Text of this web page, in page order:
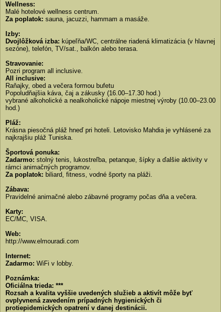
Wellness:
Malé hotelové wellness centrum.
Za poplatok: sauna, jacuzzi, hammam a masáže.
Izby:
Dvojlôžková izba: kúpeľňa/WC, centrálne riadená klimatizácia (v hlavnej
sezóne), telefón, TV/sat., balkón alebo terasa.
Stravovanie:
Pozri program all inclusive.
All inclusive:
Raňajky, obed a večera formou bufetu
Popoludňajšia káva, čaj a zákusky (16.00–17.30 hod.)
vybrané alkoholické a nealkoholické nápoje miestnej výroby (10.00–23.00
hod.)
Pláž:
Krásna piesočná pláž hneď pri hoteli. Letovisko Mahdia je vyhlásené za
najkrajšiu pláž Tuniska.
Športová ponuka:
Zadarmo: stolný tenis, lukostreľba, petanque, šípky a ďalšie aktivity v
rámci animačných programov.
Za poplatok: biliard, fitness, vodné športy na pláži.
Zábava:
Pravidelné animačné alebo zábavné programy počas dňa a večera.
Karty:
EC/MC, VISA.
Web:
http://www.elmouradi.com
Internet:
Zadarmo: WiFi v lobby.
Poznámka:
Oficiálna trieda: ***
Rozsah a kvalita vyššie uvedených služieb a aktivít môže byť
ovplyvnená zavedením prípadných hygienických či
protiepidemických opatrení v danej destinácii.